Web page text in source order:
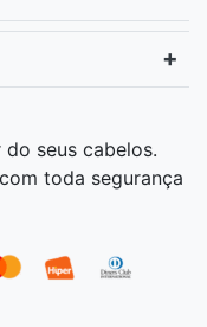
seus cabelos.
toda segurança